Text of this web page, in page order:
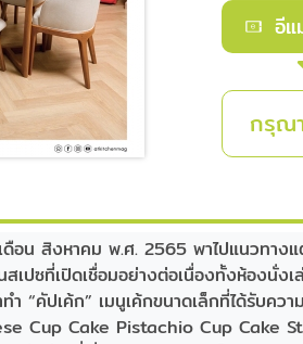
อีแ
กรุณ
น สิงหาคม พ.ศ. 2565 พาไปแนวทาง
สเปซที่เปิดเชื่อมอย่างต่อเนื่องทั้งห้อง
ำ “คัปเค้ก” เมนูเค้กขนาดเล็กที่ได้รับ
Cup Cake Pistachio Cup Cake